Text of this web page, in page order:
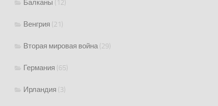
Балканы (12)
Венгрия (21)
Вторая мировая война (29)
Германия (65)
Ирландия (3)